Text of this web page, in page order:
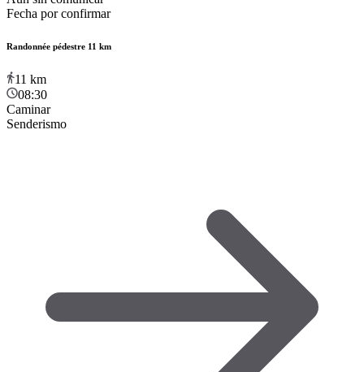
Fecha por confirmar
Randonnée pédestre 11 km
11 km
08:30
Caminar
Senderismo